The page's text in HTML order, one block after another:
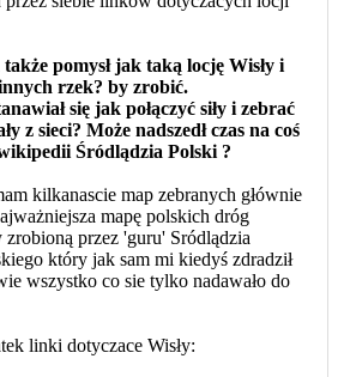
pomysł jak taką locję Wisły i
rzek? by zrobić.
się jak połączyć siły i zebrać
z sieci? Może nadszedł czas na coś
Śródlądzia Polski ?
kilkanascie map zebranych głównie
mapę polskich dróg
przez 'guru' Sródlądzia
który jak sam mi kiedyś zdradził
wszystko co sie tylko nadawało do
linki dotyczace Wisły: